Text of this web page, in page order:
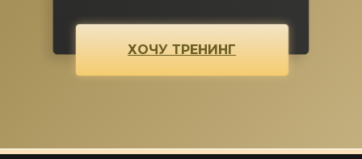
ХОЧУ ТРЕНИНГ